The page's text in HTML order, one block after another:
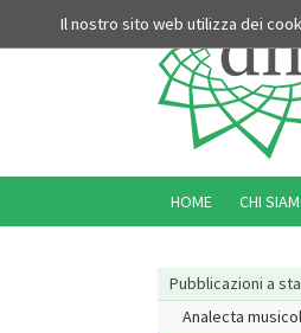
Il nostro sito web utilizza dei
Pubblicazioni a
Analecta
HOME CHI